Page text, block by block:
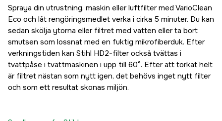
Spraya din utrustning, maskin eller luftfilter med VarioClean
Eco och låt rengöringsmedlet verka i cirka 5 minuter. Du kan
sedan skölja ytorna eller filtret med vatten eller ta bort
smutsen som lossnat med en fuktig mikrofiberduk. Efter
verkningstiden kan Stihl HD2-filter också tvättas i
tvättpåse i tvättmaskinen i upp till 60°. Efter att torkat helt
är filtret nästan som nytt igen, det behövs inget nytt filter
och som ett resultat skonas miljön.